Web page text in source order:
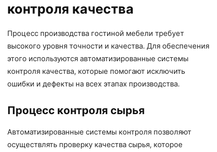
контроля качества
Процесс производства гостиной мебели требует
высокого уровня точности и качества. Для обеспечения
этого используются автоматизированные системы
контроля качества, которые помогают исключить
ошибки и дефекты на всех этапах производства.
Процесс контроля сырья
Автоматизированные системы контроля позволяют
осуществлять проверку качества сырья, которое